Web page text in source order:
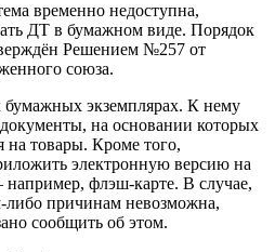
временно недоступна,
ДТ в бумажном виде. Порядок
Решением №257 от
союза.
бумажных экземплярах. К нему
на основании которых
на товары. Кроме того,
электронную версию на
например, флэш-карте. В случае,
либо причинам невозможна,
сообщить об этом.